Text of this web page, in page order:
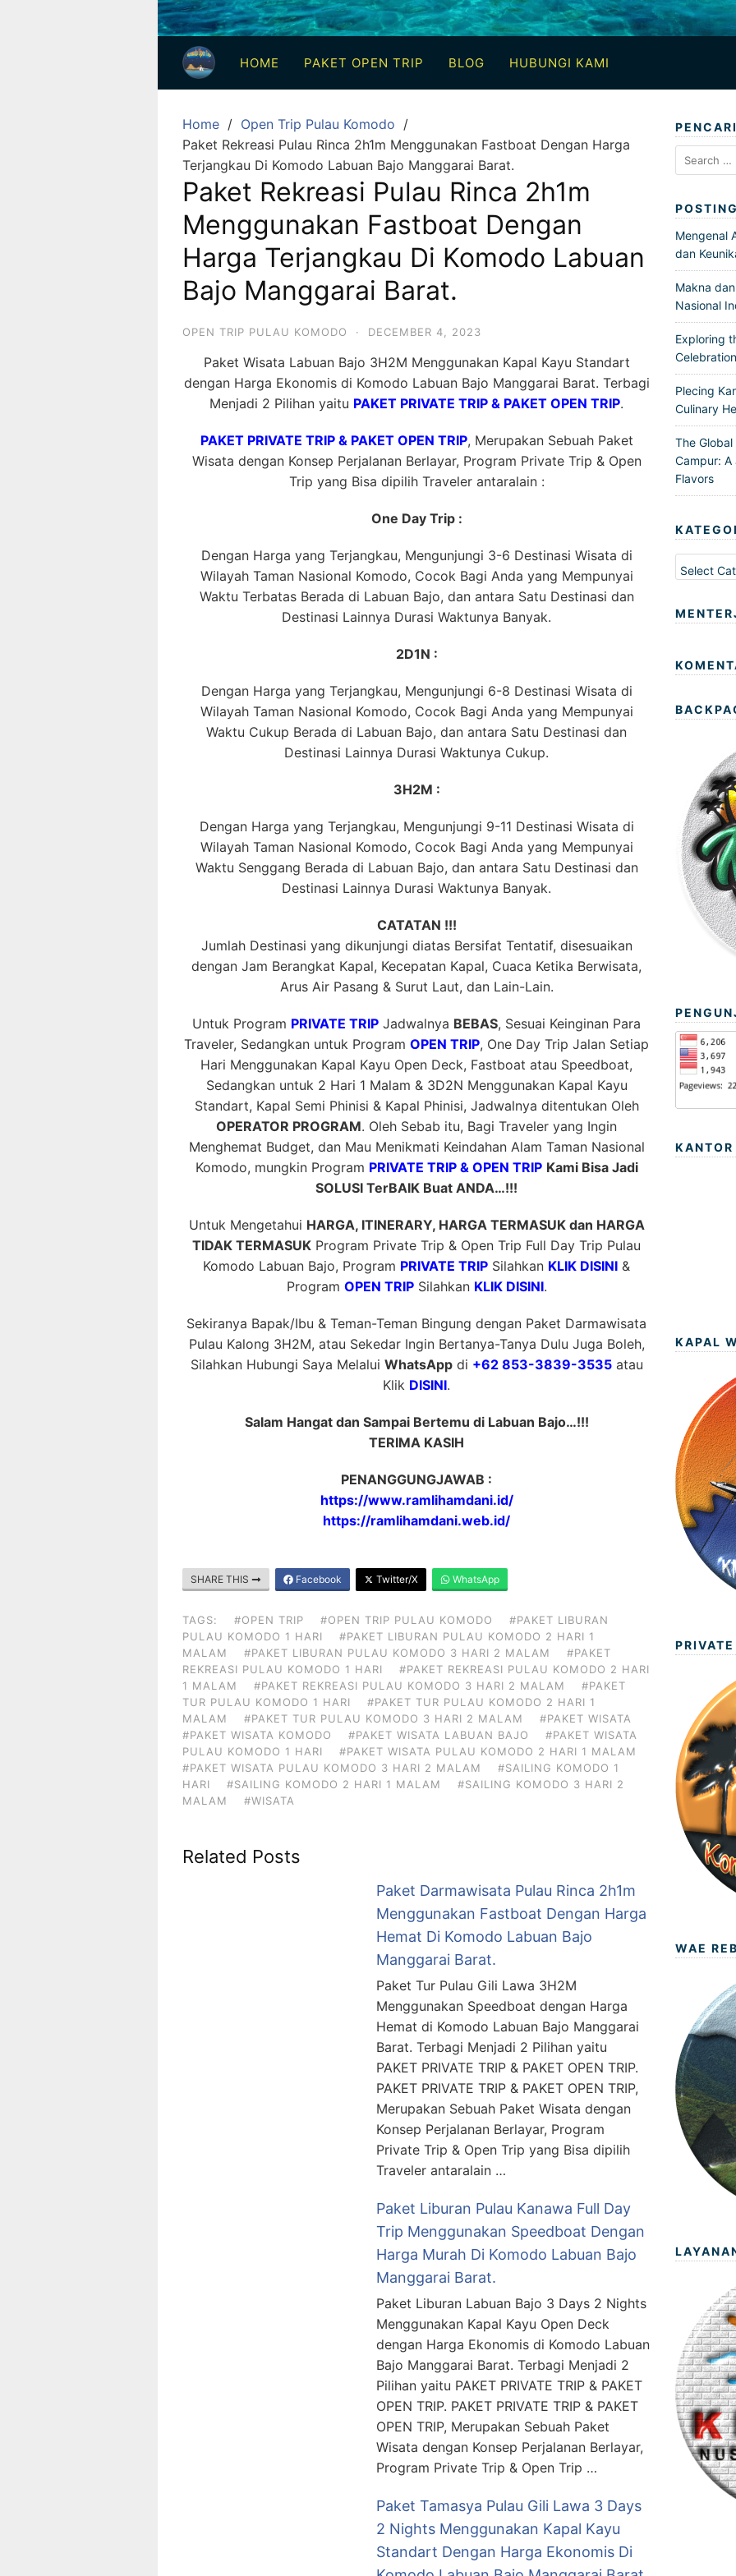
3
Hari
2
Malam,
Hari
1
Malam
dan
Hari
Penuh
HOME PAKET OPEN TRIP BLOG HUBUNGI KAMI
Home
Open Trip Pulau Komodo
Paket Rekreasi Pulau Rinca 2h1m Menggunakan Fastboat Dengan Harga
Terjangkau Di Komodo Labuan Bajo Manggarai Barat.
Paket Rekreasi Pulau Rinca 2h1m
Menggunakan Fastboat Dengan
Harga Terjangkau Di Komodo Labuan
Bajo Manggarai Barat.
OPEN TRIP PULAU KOMODO · DECEMBER 4, 2023
Paket Wisata Labuan Bajo 3H2M Menggunakan Kapal Kayu Standart
dengan Harga Ekonomis di Komodo Labuan Bajo Manggarai Barat. Terbagi
Menjadi 2 Pilihan yaitu PAKET PRIVATE TRIP & PAKET OPEN TRIP.
PAKET PRIVATE TRIP & PAKET OPEN TRIP, Merupakan Sebuah Paket
Wisata dengan Konsep Perjalanan Berlayar, Program Private Trip & Open
Trip yang Bisa dipilih Traveler antaralain :
One Day Trip :
Dengan Harga yang Terjangkau, Mengunjungi 3-6 Destinasi Wisata di
Wilayah Taman Nasional Komodo, Cocok Bagi Anda yang Mempunyai
Waktu Terbatas Berada di Labuan Bajo, dan antara Satu Destinasi dan
Destinasi Lainnya Durasi Waktunya Banyak.
2D1N :
Dengan Harga yang Terjangkau, Mengunjungi 6-8 Destinasi Wisata di
Wilayah Taman Nasional Komodo, Cocok Bagi Anda yang Mempunyai
Waktu Cukup Berada di Labuan Bajo, dan antara Satu Destinasi dan
Destinasi Lainnya Durasi Waktunya Cukup.
3H2M :
Dengan Harga yang Terjangkau, Mengunjungi 9-11 Destinasi Wisata di
Wilayah Taman Nasional Komodo, Cocok Bagi Anda yang Mempunyai
Waktu Senggang Berada di Labuan Bajo, dan antara Satu Destinasi dan
Destinasi Lainnya Durasi Waktunya Banyak.
CATATAN !!!
Jumlah Destinasi yang dikunjungi diatas Bersifat Tentatif, disesuaikan
dengan Jam Berangkat Kapal, Kecepatan Kapal, Cuaca Ketika Berwisata,
Arus Air Pasang & Surut Laut, dan Lain-Lain.
Untuk Program PRIVATE TRIP Jadwalnya BEBAS, Sesuai Keinginan Para
Traveler, Sedangkan untuk Program OPEN TRIP, One Day Trip Jalan Setiap
Hari Menggunakan Kapal Kayu Open Deck, Fastboat atau Speedboat,
Sedangkan untuk 2 Hari 1 Malam & 3D2N Menggunakan Kapal Kayu
Standart, Kapal Semi Phinisi & Kapal Phinisi, Jadwalnya ditentukan Oleh
OPERATOR PROGRAM. Oleh Sebab itu, Bagi Traveler yang Ingin
Menghemat Budget, dan Mau Menikmati Keindahan Alam Taman Nasional
Komodo, mungkin Program PRIVATE TRIP & OPEN TRIP Kami Bisa Jadi
SOLUSI TerBAIK Buat ANDA…!!!
Untuk Mengetahui HARGA, ITINERARY, HARGA TERMASUK dan HARGA
TIDAK TERMASUK Program Private Trip & Open Trip Full Day Trip Pulau
Komodo Labuan Bajo, Program PRIVATE TRIP Silahkan KLIK DISINI &
Program OPEN TRIPSilahkan KLIK DISINI.
Sekiranya Bapak/Ibu & Teman-Teman Bingung dengan Paket Darmawisata
Pulau Kalong 3H2M, atau Sekedar Ingin Bertanya-Tanya Dulu Juga Boleh,
Silahkan Hubungi Saya Melalui WhatsAppdi +62 853-3839-3535atau
Klik DISINI.
Salam Hangat dan Sampai Bertemu di Labuan Bajo…!!!
TERIMA KASIH
PENANGGUNGJAWAB :
https://www.ramlihamdani.id/
https://ramlihamdani.web.id/
SHARE THIS Facebook Twitter/X WhatsApp
TAGS: #OPEN TRIP #OPEN TRIP PULAU KOMODO
#PAKET LIBURAN
PULAU KOMODO 1 HARI
#PAKET LIBURAN PULAU KOMODO 2 HARI 1
MALAM
#PAKET LIBURAN PULAU KOMODO 3 HARI 2 MALAM
#PAKET
REKREASI PULAU KOMODO 1 HARI
#PAKET REKREASI PULAU KOMODO 2 HARI
1 MALAM
#PAKET REKREASI PULAU KOMODO 3 HARI 2 MALAM
#PAKET
TUR PULAU KOMODO 1 HARI
#PAKET TUR PULAU KOMODO 2 HARI 1
MALAM
#PAKET TUR PULAU KOMODO 3 HARI 2 MALAM
#PAKET WISATA
#PAKET WISATA KOMODO
#PAKET WISATA LABUAN BAJO
#PAKET WISATA
PULAU KOMODO 1 HARI
#PAKET WISATA PULAU KOMODO 2 HARI 1 MALAM
#PAKET WISATA PULAU KOMODO 3 HARI 2 MALAM
#SAILING KOMODO 1
HARI
#SAILING KOMODO 2 HARI 1 MALAM
#SAILING KOMODO 3 HARI 2
MALAM
#WISATA
Related Posts
Paket Darmawisata Pulau Rinca 2h1m
Menggunakan Fastboat Dengan Harga
Hemat Di Komodo Labuan Bajo
Manggarai Barat.
Paket Tur Pulau Gili Lawa 3H2M
Menggunakan Speedboat dengan Harga
Hemat di Komodo Labuan Bajo Manggarai
Barat. Terbagi Menjadi 2 Pilihan yaitu
PAKET PRIVATE TRIP & PAKET OPEN TRIP.
PAKET PRIVATE TRIP & PAKET OPEN TRIP,
Merupakan Sebuah Paket Wisata dengan
Konsep Perjalanan Berlayar, Program
Private Trip & Open Trip yang Bisa dipilih
Traveler antaralain …
Paket Liburan Pulau Kanawa Full Day
Trip Menggunakan Speedboat Dengan
Harga Murah Di Komodo Labuan Bajo
Manggarai Barat.
Paket Liburan Labuan Bajo 3 Days 2 Nights
Menggunakan Kapal Kayu Open Deck
dengan Harga Ekonomis di Komodo Labuan
Bajo Manggarai Barat. Terbagi Menjadi 2
Pilihan yaitu PAKET PRIVATE TRIP & PAKET
OPEN TRIP. PAKET PRIVATE TRIP & PAKET
OPEN TRIP, Merupakan Sebuah Paket
Wisata dengan Konsep Perjalanan Berlayar,
Program Private Trip & Open Trip …
Paket Tamasya Pulau Gili Lawa 3 Days
2 Nights Menggunakan Kapal Kayu
Standart Dengan Harga Ekonomis Di
Search
for:
Mengenal
dan
Makna
Nasional
Exploring
Plecing
Culinary
The
Campur: A
Flavors
Kategori
KANTOR
KAPAL
WAE